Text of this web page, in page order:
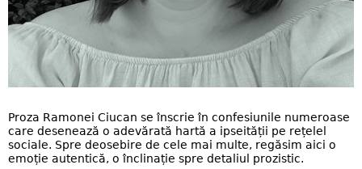
Proza Ramonei Ciucan se înscrie în confesiunile numeroase
care desenează o adevărată hartă a ipseității pe rețelel
sociale. Spre deosebire de cele mai multe, regăsim aici o
emoție autentică, o înclinație spre detaliul prozistic.